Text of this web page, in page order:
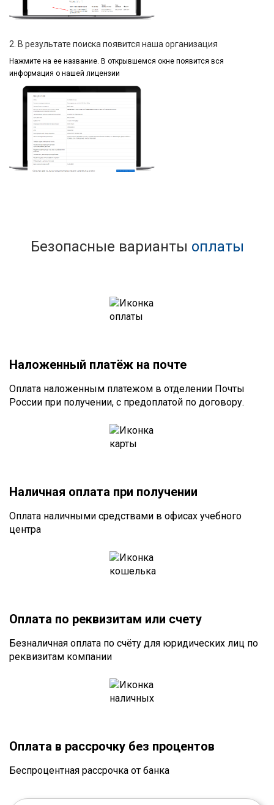
2. В результате поиска появится наша организация
Нажмите на ее название. В открывшемся окне появится вся
информация о нашей лицензии
Безопасные варианты оплаты
Наложенный платёж на почте
Оплата наложенным платежом в отделении Почты
России при получении, с предоплатой по договору.
Наличная оплата при получении
Оплата наличными средствами в офисах учебного
центра
Оплата по реквизитам или счету
Безналичная оплата по счёту для юридических лиц по
реквизитам компании
Оплата в рассрочку без процентов
Беспроцентная рассрочка от банка